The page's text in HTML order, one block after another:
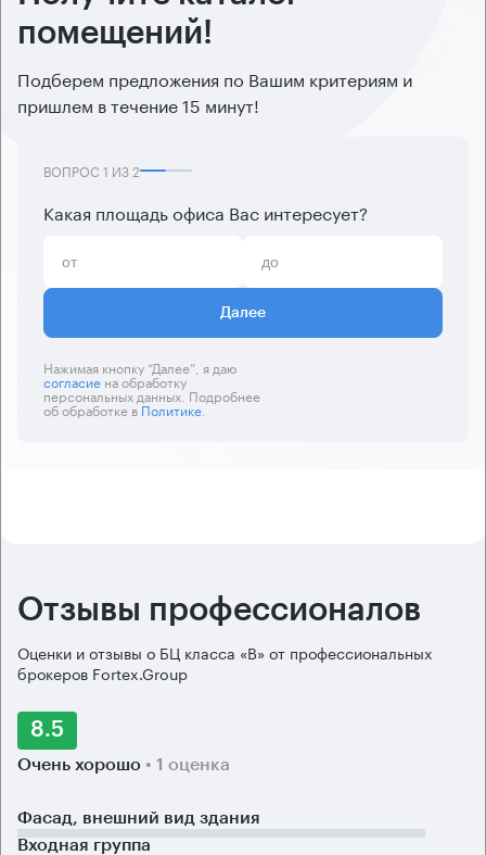
помещений!
Подберем предложения по Вашим критериям и
пришлем в течение 15 минут!
ВОПРОС 1 ИЗ2
Какая площадь офиса Вас интересует?
Далее
Нажимая кнопку “Далее”, я даю
согласиена обработку
персональных данных. Подробнее
об обработке вПолитике.
Отзывы профессионалов
Оценки и отзывы о БЦ класса «B» от профессиональных
брокеров Fortex.Group
8.5
Очень хорошо • 1 оценка
Фасад, внешний вид здания
Входная группа